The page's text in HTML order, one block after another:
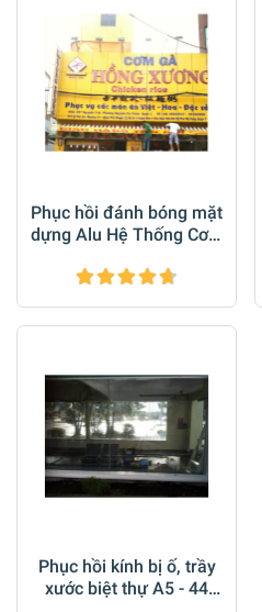
Phục hồi đánh bóng mặt
dựng Alu Hệ Thống Cơm
Phục hồi kính bị ố, trầy
xước biệt thự A5 - 44